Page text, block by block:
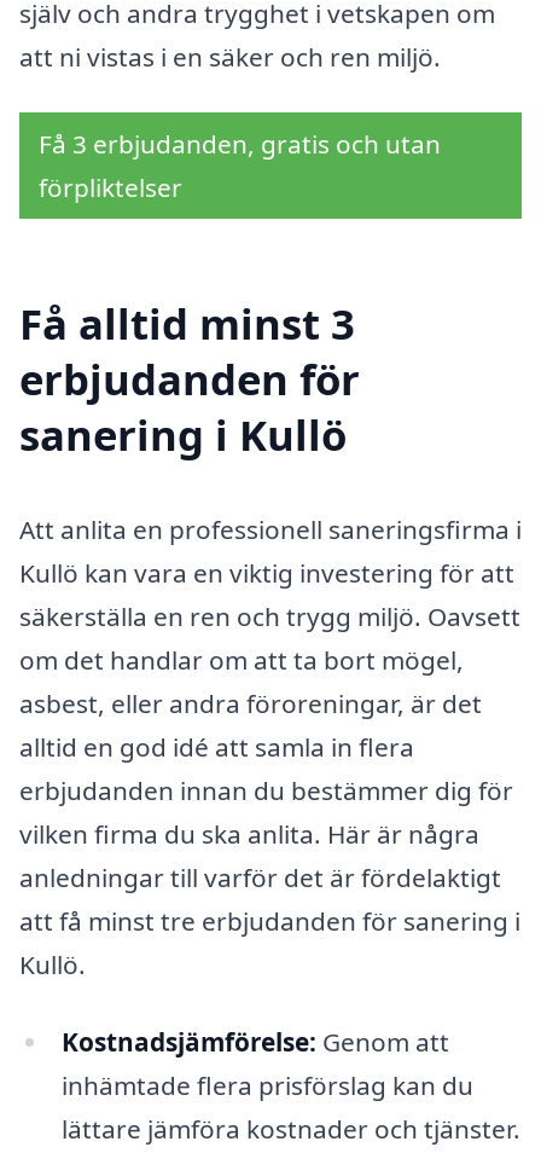
själv och andra trygghet i vetskapen om
att ni vistas i en säker och ren miljö.
Få 3 erbjudanden, gratis och utan
förpliktelser
Få alltid minst 3
erbjudanden för
sanering i Kullö
Att anlita en professionell saneringsfirma i
Kullö kan vara en viktig investering för att
säkerställa en ren och trygg miljö. Oavsett
om det handlar om att ta bort mögel,
asbest, eller andra föroreningar, är det
alltid en god idé att samla in flera
erbjudanden innan du bestämmer dig för
vilken firma du ska anlita. Här är några
anledningar till varför det är fördelaktigt
att få minst tre erbjudanden för sanering i
Kullö.
Kostnadsjämförelse: Genom att
inhämtade flera prisförslag kan du
lättare jämföra kostnader och tjänster.